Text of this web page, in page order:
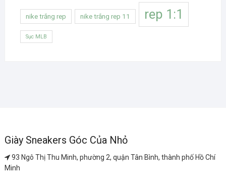
nike trắng rep nike trắng rep 11 rep 1:1
Sục MLB
Giày Sneakers Góc Của Nhỏ
93 Ngô Thị Thu Minh, phường 2, quận Tân Bình, thành phố Hồ Chí
Minh